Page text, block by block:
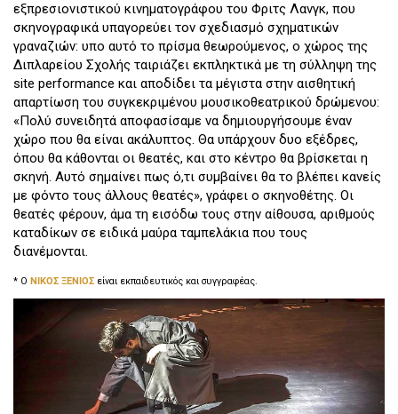
εξπρεσιονιστικού κινηματογράφου του Φριτς Λανγκ, που
σκηνογραφικά υπαγορεύει τον σχεδιασμό σχηματικών
γραναζιών: υπο αυτό το πρίσμα θεωρούμενος, ο χώρος της
Διπλαρείου Σχολής ταιριάζει εκπληκτικά με τη σύλληψη της
site performance και αποδίδει τα μέγιστα στην αισθητική
απαρτίωση του συγκεκριμένου μουσικοθεατρικού δρώμενου:
«Πολύ συνειδητά αποφασίσαμε να δημιουργήσουμε έναν
χώρο που θα είναι ακάλυπτος. Θα υπάρχουν δυο εξέδρες,
όπου θα κάθονται οι θεατές, και στο κέντρο θα βρίσκεται η
σκηνή. Αυτό σημαίνει πως ό,τι συμβαίνει θα το βλέπει κανείς
με φόντο τους άλλους θεατές», γράφει ο σκηνοθέτης. Οι
θεατές φέρουν, άμα τη εισόδω τους στην αίθουσα, αριθμούς
καταδίκων σε ειδικά μαύρα ταμπελάκια που τους
διανέμονται.
* Ο ΝΙΚΟΣ ΞΕΝΙΟΣ είναι εκπαιδευτικός και συγγραφέας.